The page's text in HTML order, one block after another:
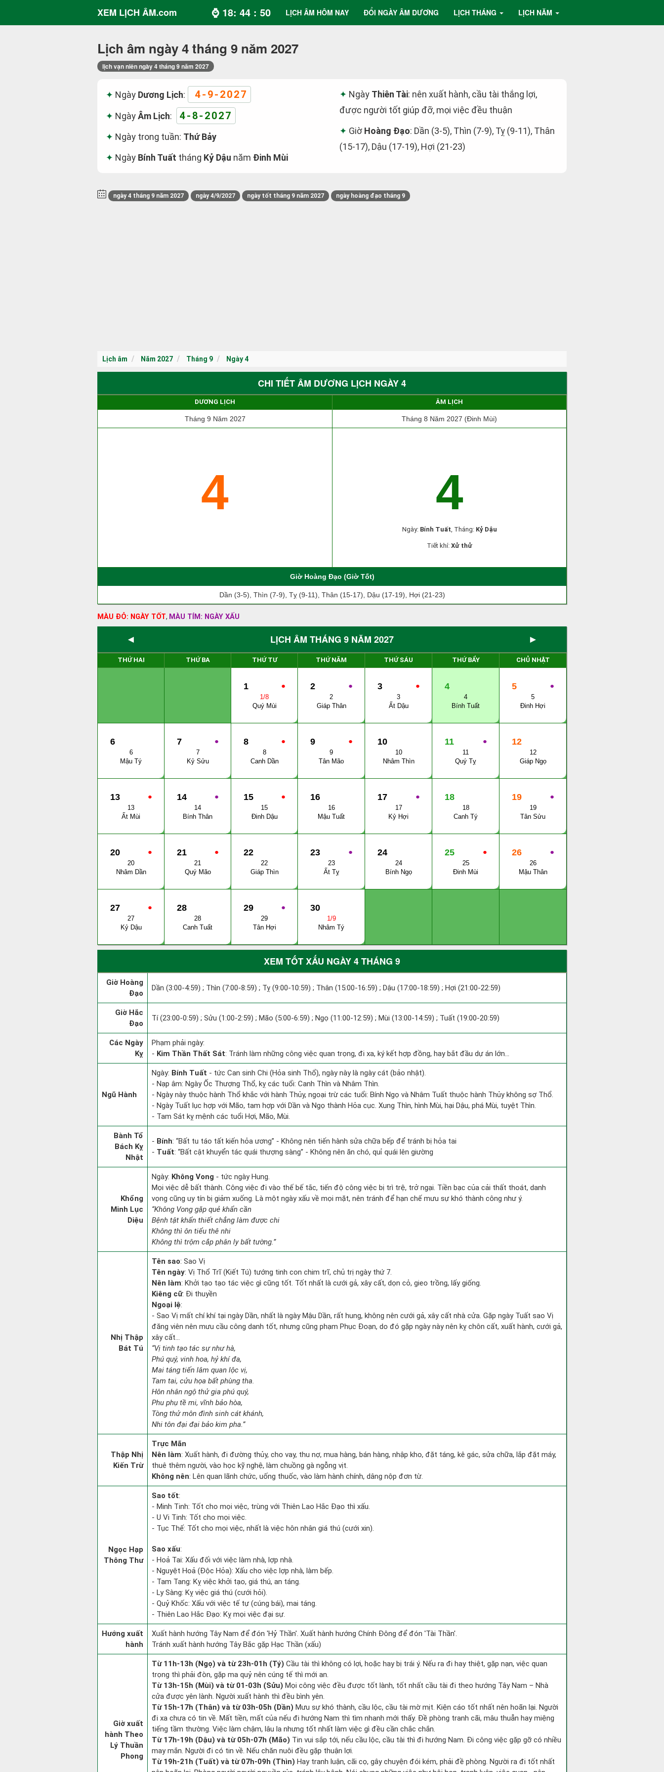
XEM LỊCH ÂM.com ⌚ 18: 44 : 51 LỊCH ÂM HÔM NAY ĐỔI NGÀY ÂM DƯƠNG LỊCH THÁNG LỊCH NĂM
Lịch âm ngày 4 tháng 9 năm 2027
lịch vạn niên ngày 4 tháng 9 năm 2027
Ngày Dương Lịch: 4-9-2027
NgàyÂm Lịch: 4-8-2027
Ngày trong tuần: Thứ Bảy
Ngày Bính Tuất tháng Kỷ Dậu năm Đinh Mùi
Ngày Thiên Tài: nên xuất hành, cầu tài thắng lợi,
được người tốt giúp đỡ, mọi việc đều thuận
Giờ Hoàng Đạo: Dần (3-5), Thìn (7-9), Tỵ (9-11), Thân
(15-17), Dậu (17-19), Hợi (21-23)
ngày 4 tháng 9 năm 2027 ngày 4/9/2027 ngày tốt tháng 9 năm 2027 ngày hoàng đạo tháng 9
Lịch âm Năm 2027 Tháng 9 Ngày 4
CHI TIẾT ÂM DƯƠNG LỊCH NGÀY 4
DƯƠNG LỊCH ÂM LỊCH
Tháng 9 Năm 2027 Tháng 8 Năm 2027 (Đinh Mùi)
4 4
Ngày: Bính Tuất, Tháng: Kỷ Dậu
Tiết khí: Xử thử
Giờ Hoàng Đạo (Giờ Tốt)
Dần (3-5), Thìn (7-9), Tỵ (9-11), Thân (15-17), Dậu (17-19), Hợi (21-23)
MÀU ĐỎ: NGÀY TỐT, MÀU TÍM: NGÀY XẤU
◄ LỊCH ÂM THÁNG 9 NĂM 2027 ►
THỨ HAI THỨ BA THỨ TƯ THỨ NĂM THỨ SÁU THỨ BẨY CHỦ NHẬT
●
1
1/8
Quý Mùi
●
2
2
Giáp Thân
●
3
3
Ất Dậu
4
4
Bính Tuất
●
5
5
Đinh Hợi
6
6
Mậu Tý
●
7
7
Kỷ Sửu
●
8
8
Canh Dần
●
9
9
Tân Mão
10
10
Nhâm Thìn
●
11
11
Quý Tỵ
12
12
Giáp Ngọ
●
13
13
Ất Mùi
●
14
14
Bính Thân
●
15
15
Đinh Dậu
16
16
Mậu Tuất
●
17
17
Kỷ Hợi
18
18
Canh Tý
●
19
19
Tân Sửu
●
20
20
Nhâm Dần
●
21
21
Quý Mão
22
22
Giáp Thìn
●
23
23
Ất Tỵ
24
24
Bính Ngọ
●
25
25
Đinh Mùi
●
26
26
Mậu Thân
●
27
27
Kỷ Dậu
28
28
Canh Tuất
●
29
29
Tân Hợi
30
1/9
Nhâm Tý
XEM TỐT XẤU NGÀY 4 THÁNG 9
Giờ Hoàng
Đạo
Dần (3:00-4:59) ; Thìn (7:00-8:59) ; Tỵ (9:00-10:59) ; Thân (15:00-16:59) ; Dậu (17:00-18:59) ; Hợi (21:00-22:59)
Giờ Hắc
Đạo
Tí (23:00-0:59) ; Sửu (1:00-2:59) ; Mão (5:00-6:59) ; Ngọ (11:00-12:59) ; Mùi (13:00-14:59) ; Tuất (19:00-20:59)
Các Ngày
Kỵ
Phạm phải ngày:
- Kim Thần Thất Sát: Tránh làm những công việc quan trọng, đi xa, ký kết hợp đồng, hay bắt đầu dự án lớn...
Ngũ Hành
Ngày: Bính Tuất - tức Can sinh Chi (Hỏa sinh Thổ), ngày này là ngày cát (bảo nhật).
- Nạp âm: Ngày Ốc Thượng Thổ, kỵ các tuổi: Canh Thìn và Nhâm Thìn.
- Ngày này thuộc hành Thổ khắc với hành Thủy, ngoại trừ các tuổi: Bính Ngọ và Nhâm Tuất thuộc hành Thủy không sợ Thổ.
- Ngày Tuất lục hợp với Mão, tam hợp với Dần và Ngọ thành Hỏa cục. Xung Thìn, hình Mùi, hại Dậu, phá Mùi, tuyệt Thìn.
- Tam Sát kỵ mệnh các tuổi Hợi, Mão, Mùi.
Bành Tổ
Bách Kỵ
Nhật
- Bính: “Bất tu táo tất kiến hỏa ương” - Không nên tiến hành sửa chữa bếp để tránh bị hỏa tai
- Tuất: “Bất cật khuyển tác quái thượng sàng” - Không nên ăn chó, quỉ quái lên giường
Khổng
Minh Lục
Diệu
Ngày: Không Vong - tức ngày Hung.
Mọi việc dễ bất thành. Công việc đi vào thế bế tắc, tiến độ công việc bị trì trệ, trở ngại. Tiền bạc của cải thất thoát, danh
vọng cũng uy tín bị giảm xuống. Là một ngày xấu về mọi mặt, nên tránh để hạn chế mưu sự khó thành công như ý.
“Không Vong gặp quẻ khẩn cần
Bệnh tật khẩn thiết chẳng làm được chi
Không thì ôn tiểu thê nhi
Không thì trộm cắp phân ly bất tường.”
Nhị Thập
Bát Tú
Tên sao: Sao Vị
Tên ngày: Vị Thổ Trĩ (Kiết Tú) tướng tinh con chim trĩ, chủ trị ngày thứ 7.
Nên làm: Khởi tạo tạo tác việc gì cũng tốt. Tốt nhất là cưới gả, xây cất, dọn cỏ, gieo trồng, lấy giống.
Kiêng cữ: Đi thuyền
Ngoại lệ:
- Sao Vị mất chí khí tại ngày Dần, nhất là ngày Mậu Dần, rất hung, không nên cưới gả, xây cất nhà cửa. Gặp ngày Tuất sao Vị
đăng viên nên mưu cầu công danh tốt, nhưng cũng phạm Phục Đoạn, do đó gặp ngày này nên kỵ chôn cất, xuất hành, cưới gả,
xây cất...
“Vị tinh tạo tác sự như hà,
Phú quý, vinh hoa, hỷ khí đa,
Mai táng tiến lâm quan lộc vị,
Tam tai, cửu họa bất phùng tha.
Hôn nhân ngộ thử gia phú quý,
Phu phụ tề mi, vĩnh bảo hòa,
Tòng thử môn đình sinh cát khánh,
Nhi tôn đại đại bảo kim pha.”
Thập Nhị
Kiến Trừ
Trực Mãn
Nên làm: Xuất hành, đi đường thủy, cho vay, thu nợ, mua hàng, bán hàng, nhập kho, đặt táng, kê gác, sửa chữa, lắp đặt máy,
thuê thêm người, vào học kỹ nghệ, làm chuồng gà ngỗng vịt.
Không nên: Lên quan lãnh chức, uống thuốc, vào làm hành chính, dâng nộp đơn từ.
Ngọc Hạp
Thông Thư
Sao tốt:
- Minh Tinh: Tốt cho mọi việc, trùng với Thiên Lao Hắc Đạo thì xấu.
- U Vi Tinh: Tốt cho mọi việc.
- Tục Thế: Tốt cho mọi việc, nhất là việc hôn nhân giá thú (cưới xin).
Sao xấu:
- Hoả Tai: Xấu đối với việc làm nhà, lợp nhà.
- Nguyệt Hoả (Độc Hỏa): Xấu cho việc lợp nhà, làm bếp.
- Tam Tang: Kỵ việc khởi tạo, giá thú, an táng.
- Ly Sàng: Kỵ việc giá thú (cưới hỏi).
- Quỷ Khốc: Xấu với việc tế tự (cúng bái), mai táng.
- Thiên Lao Hắc Đạo: Kỵ mọi việc đại sự.
Hướng xuất
hành
Xuất hành hướng Tây Nam để đón 'Hỷ Thần'. Xuất hành hướng Chính Đông để đón 'Tài Thần'.
Tránh xuất hành hướng Tây Bắc gặp Hạc Thần (xấu)
Giờ xuất
hành Theo
Lý Thuần
Phong
Từ 11h-13h (Ngọ) và từ 23h-01h (Tý) Cầu tài thì không có lợi, hoặc hay bị trái ý. Nếu ra đi hay thiệt, gặp nạn, việc quan
trọng thì phải đòn, gặp ma quỷ nên cúng tế thì mới an.
Từ 13h-15h (Mùi) và từ 01-03h (Sửu) Mọi công việc đều được tốt lành, tốt nhất cầu tài đi theo hướng Tây Nam – Nhà
cửa được yên lành. Người xuất hành thì đều bình yên.
Từ 15h-17h (Thân) và từ 03h-05h (Dần) Mưu sự khó thành, cầu lộc, cầu tài mờ mịt. Kiện cáo tốt nhất nên hoãn lại. Người
đi xa chưa có tin về. Mất tiền, mất của nếu đi hướng Nam thì tìm nhanh mới thấy. Đề phòng tranh cãi, mâu thuẫn hay miệng
tiếng tầm thường. Việc làm chậm, lâu la nhưng tốt nhất làm việc gì đều cần chắc chắn.
Từ 17h-19h (Dậu) và từ 05h-07h (Mão) Tin vui sắp tới, nếu cầu lộc, cầu tài thì đi hướng Nam. Đi công việc gặp gỡ có nhiều
may mắn. Người đi có tin về. Nếu chăn nuôi đều gặp thuận lợi.
Từ 19h-21h (Tuất) và từ 07h-09h (Thìn) Hay tranh luận, cãi cọ, gây chuyện đói kém, phải đề phòng. Người ra đi tốt nhất